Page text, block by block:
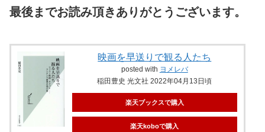
最後までお読み頂きありがとうございます。
映画を早送りで観る人たち
posted with ヨメレバ
稲田豊史 光文社 2022年04月13日頃
楽天ブックスで購入
楽天koboで購入